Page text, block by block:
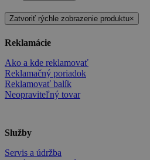
Zatvoriť rýchle zobrazenie produktu×
Reklamácie
Ako a kde reklamovať
Reklamačný poriadok
Reklamovať balík
Neopraviteľný tovar
Služby
Servis a údržba